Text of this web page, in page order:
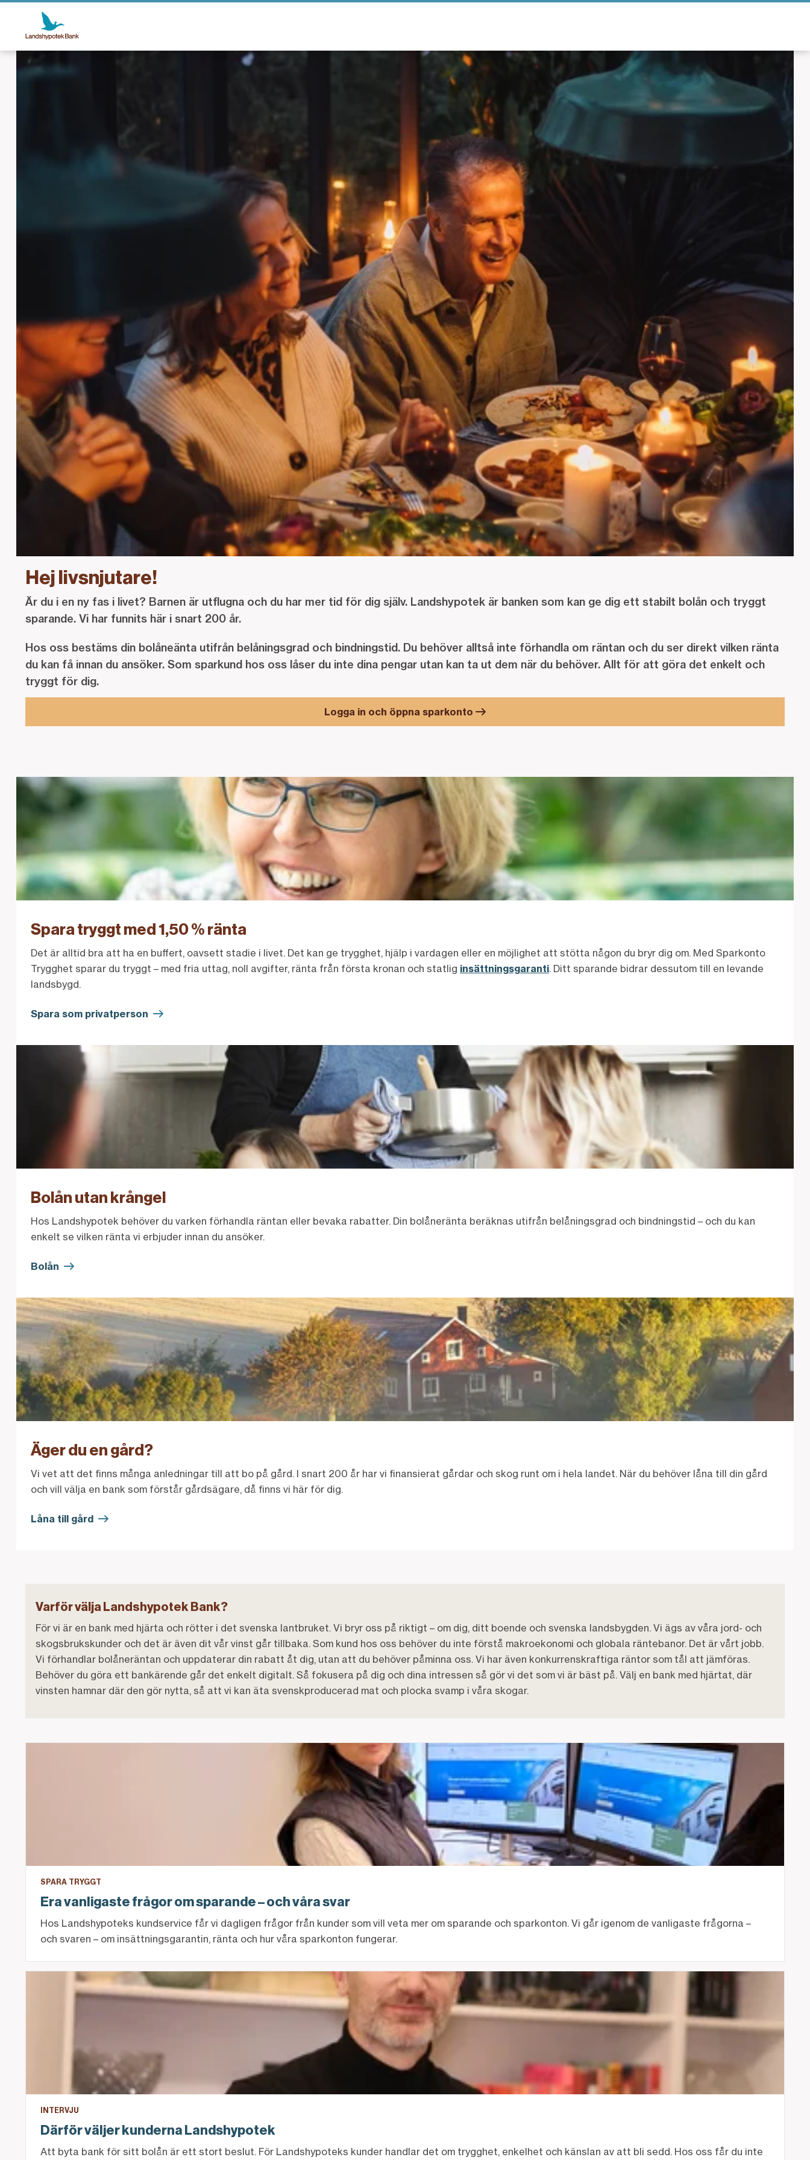
Hej livsnjutare!
Är du i en ny fas i livet? Barnen är utflugna och du har mer tid för dig själv. Landshypotek är banken som kan ge dig ett stabilt bolån och tryggt
sparande. Vi har funnits här i snart 200 år.
Hos oss bestäms din bolåneänta utifrån belåningsgrad och bindningstid. Du behöver alltså inte förhandla om räntan och du ser direkt vilken ränta
du kan få innan du ansöker. Som sparkund hos oss låser du inte dina pengar utan kan ta ut dem när du behöver. Allt för att göra det enkelt och
tryggt för dig.
Logga in och öppna sparkonto
Spara tryggt med 1,50 % ränta
Det är alltid bra att ha en buffert, oavsett stadie i livet. Det kan ge trygghet, hjälp i vardagen eller en möjlighet att stötta någon du bryr dig om. Med Sparkonto
Trygghet sparar du tryggt – med fria uttag, noll avgifter, ränta från första kronan och statlig insättningsgaranti. Ditt sparande bidrar dessutom till en levande
landsbygd.
Spara som privatperson
Bolån utan krångel
Hos Landshypotek behöver du varken förhandla räntan eller bevaka rabatter. Din bolåneränta beräknas utifrån belåningsgrad och bindningstid – och du kan
enkelt se vilken ränta vi erbjuder innan du ansöker.
Bolån
Äger du en gård?
Vi vet att det finns många anledningar till att bo på gård. I snart 200 år har vi finansierat gårdar och skog runt om i hela landet. När du behöver låna till din gård
och vill välja en bank som förstår gårdsägare, då finns vi här för dig.
Låna till gård
Varför välja Landshypotek Bank?
För vi är en bank med hjärta och rötter i det svenska lantbruket. Vi bryr oss på riktigt – om dig, ditt boende och svenska landsbygden. Vi ägs av våra jord- och
skogsbrukskunder och det är även dit vår vinst går tillbaka. Som kund hos oss behöver du inte förstå makroekonomi och globala räntebanor. Det är vårt jobb.
Vi förhandlar bolåneräntan och uppdaterar din rabatt åt dig, utan att du behöver påminna oss. Vi har även konkurrenskraftiga räntor som tål att jämföras.
Behöver du göra ett bankärende går det enkelt digitalt. Så fokusera på dig och dina intressen så gör vi det som vi är bäst på. Välj en bank med hjärtat, där
vinsten hamnar där den gör nytta, så att vi kan äta svenskproducerad mat och plocka svamp i våra skogar.
SPARA TRYGGT
Era vanligaste frågor om sparande – och våra svar
Hos Landshypoteks kundservice får vi dagligen frågor från kunder som vill veta mer om sparande och sparkonton. Vi går igenom de vanligaste frågorna –
och svaren – om insättningsgarantin, ränta och hur våra sparkonton fungerar.
Därför väljer kunderna Landshypotek
INTERVJU
Därför väljer kunderna Landshypotek
Att byta bank för sitt bolån är ett stort beslut. För Landshypoteks kunder handlar det om trygghet, enkelhet och känslan av att bli sedd. Hos oss får du inte